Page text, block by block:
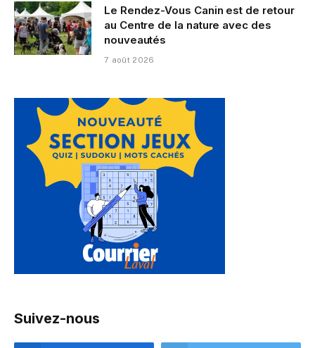
Le Rendez-Vous Canin est de retour
au Centre de la nature avec des
nouveautés
7 août 2026
Suivez-nous